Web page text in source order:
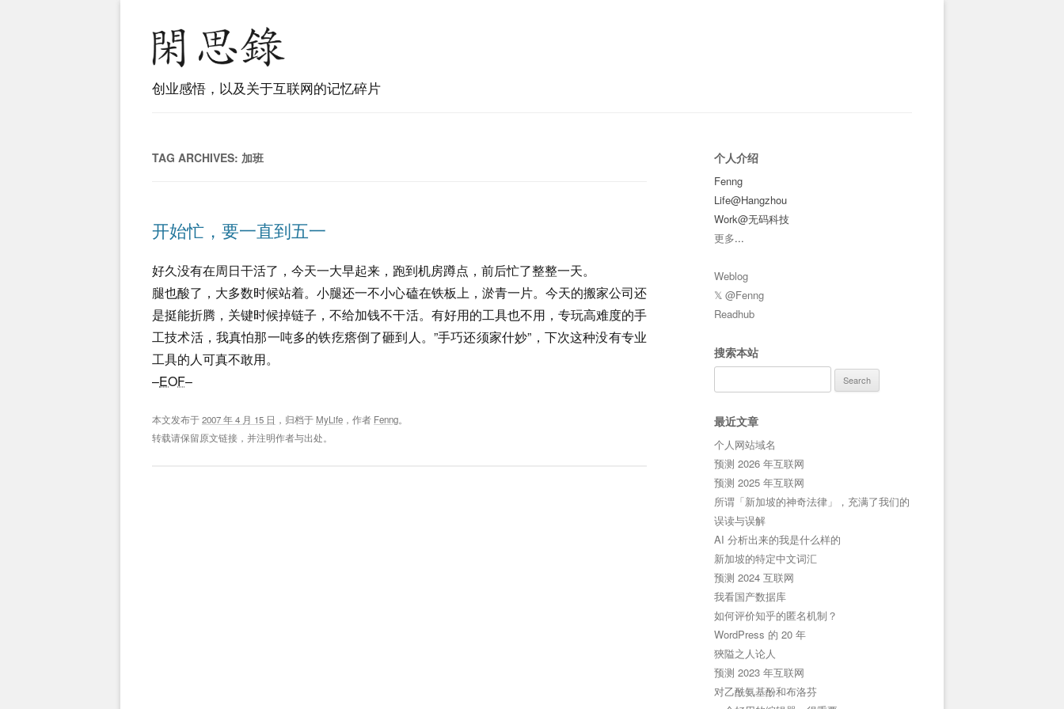
创业感悟，以及关于互联网的记忆碎片
TAG ARCHIVES: 加班
开始忙，要一直到五一
好久没有在周日干活了，今天一大早起来，跑到机房蹲点，前后忙了整整一天。
腿也酸了，大多数时候站着。小腿还一不小心磕在铁板上，淤青一片。今天的搬家公司还
是挺能折腾，关键时候掉链子，不给加钱不干活。有好用的工具也不用，专玩高难度的手
工技术活，我真怕那一吨多的铁疙瘩倒了砸到人。”手巧还须家什妙”，下次这种没有专业
工具的人可真不敢用。
–EOF–
本文发布于2007 年 4 月 15 日 ，归档于 MyLife ，作者 Fenng。
转载请保留原文链接，并注明作者与出处。
个人介绍
Fenng
Life@Hangzhou
Work@无码科技
更多...
Weblog
𝕏 @Fenng
Readhub
搜索本站
for:
最近文章
个人网站域名
预测 2026 年互联网
预测 2025 年互联网
所谓「新加坡的神奇法律」，充满了我们的
误读与误解
AI 分析出来的我是什么样的
新加坡的特定中文词汇
预测 2024 互联网
我看国产数据库
如何评价知乎的匿名机制？
WordPress 的 20 年
狹隘之人论人
预测 2023 年互联网
对乙酰氨基酚和布洛芬